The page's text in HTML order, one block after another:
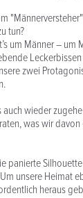
tun?
um Männer –
zwei
auch wieder
was wir
panierte
Um unsere Heimat
heraus